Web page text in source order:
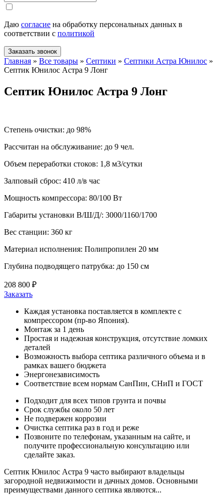
Даю согласие на обработку персональных данных в
соответствии с политикой
Заказать звонок
Главная » Все товары » Септики » Септики Астра Юнилос »
Септик Юнилос Астра 9 Лонг
Септик Юнилос Астра 9 Лонг
Степень очистки: до 98%
Рассчитан на обслуживание: до 9 чел.
Объем переработки стоков: 1,8 м3/сутки
Залповый сброс: 410 л/в час
Мощность компрессора: 80/100 Вт
Габариты установки В/Ш/Д/: 3000/1160/1700
Вес станции: 360 кг
Материал исполнения: Полипропилен 20 мм
Глубина подводящего патрубка: до 150 см
208 800 ₽
Заказать
Каждая установка поставляется в комплекте с
компрессором (пр-во Япония).
Монтаж за 1 день
Простая и надежная конструкция, отсутствие ломких
деталей
Возможность выбора септика различного объема и в
рамках вашего бюджета
Энергонезависимость
Соответствие всем нормам СанПин, СНиП и ГОСТ
Подходит для всех типов грунта и почвы
Срок службы около 50 лет
Не подвержен коррозии
Очистка септика раз в год и реже
Позвоните по телефонам, указанным на сайте, и
получите профессиональную консультацию или
сделайте заказ.
Септик Юнилос Астра 9 часто выбирают владельцы
загородной недвижимости и дачных домов. Основными
преимуществами данного септика являются...